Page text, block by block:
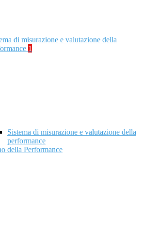
di misurazione e valutazione della
1
Sistema di misurazione e valutazione della
performance
della Performance